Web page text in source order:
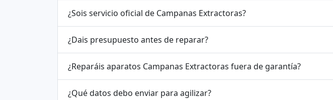
¿Sois servicio oficial de Campanas Extractoras?
¿Dais presupuesto antes de reparar?
¿Reparáis aparatos Campanas Extractoras fuera de garantía?
¿Qué datos debo enviar para agilizar?